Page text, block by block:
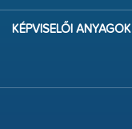
KÉPVISELŐI ANYAGOK